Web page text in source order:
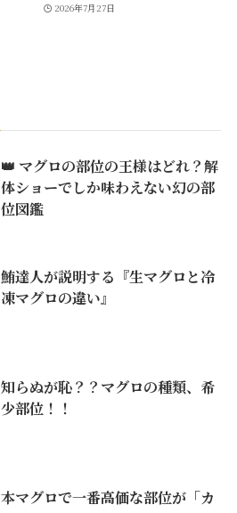
2026年7月27日
👑 マグロの部位の王様はどれ？解
体ショーでしか味わえない幻の部
位図鑑
鮪達人が説明する『生マグロと冷
凍マグロの違い』
知らぬが恥？？マグロの種類、希
少部位！！
本マグロで一番高価な部位が「カ